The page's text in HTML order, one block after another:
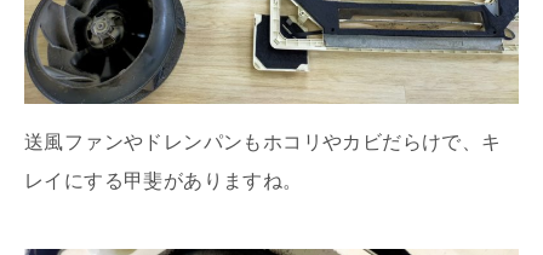
送風ファンやドレンパンもホコリやカビだらけで、キ
レイにする甲斐がありますね。